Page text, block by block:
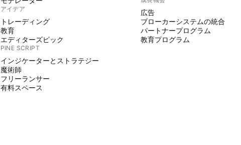
アイデア
トレーディング
教育
エディターズピック
PINE SCRIPT
インジケーターとストラテジー
魔術師
フリーランサー
有料スペース
広告
ブローカーシステムの統合
パートナープログラム
教育プログラム